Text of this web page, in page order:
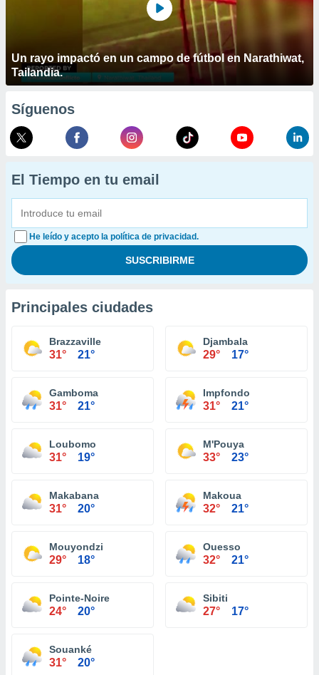
Un rayo impactó en un campo de fútbol en Narathiwat,
Tailandia.
Síguenos
El Tiempo en tu email
He leído y acepto la política de privacidad.
Principales ciudades
Brazzaville
31° 21°
Djambala
29° 17°
Gamboma
31° 21°
Impfondo
31° 21°
Loubomo
31° 19°
M'Pouya
33° 23°
Makabana
31° 20°
Makoua
32° 21°
Mouyondzi
29° 18°
Ouesso
32° 21°
Pointe-Noire
24° 20°
Sibiti
27° 17°
Souanké
31° 20°